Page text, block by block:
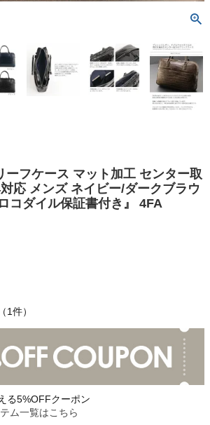
ーフケース マット加工 センター取
応 メンズ ネイビー/ダークブラウ
コダイル保証書付き』 4FA
（1件）
る5%OFFクーポン
ム一覧はこちら